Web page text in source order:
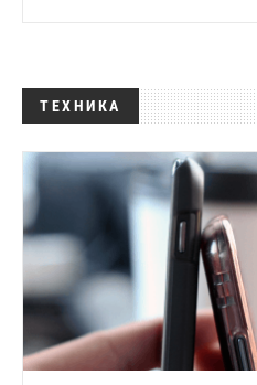
ТЕХНИКА